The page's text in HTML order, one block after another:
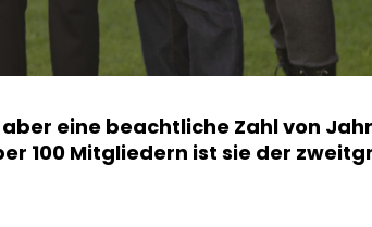
eine beachtliche Zahl von
100 Mitgliedern ist sie der